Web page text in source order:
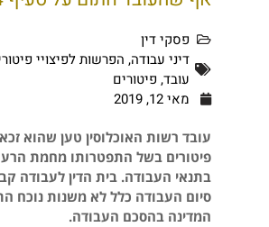
פסקי דין
דיני עבודה, הפרשות לפיצויי
עובד, פיטורים
מאי 12, 2019
עובד רשות האוכלוסין טען שהוא זכאי
פיטורים בשל התפטרותו מחמת
בתנאי העבודה. בית הדין לעבודה
סיום העבודה כלל לא משנות נוכח
המדינה בהסכם העבודה.